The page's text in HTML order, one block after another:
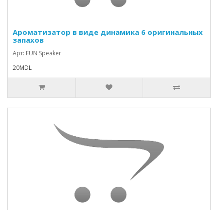
Ароматизатор в виде динамика 6 оригинальных
запахов
Арт: FUN Speaker
20MDL